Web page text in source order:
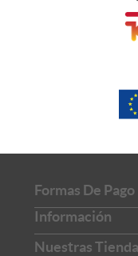
Formas De Pago
Información
Nuestras